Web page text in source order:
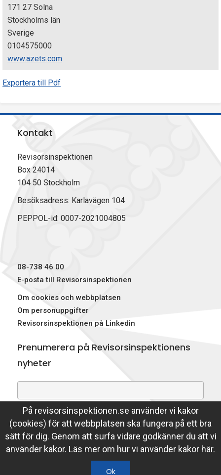
171 27 Solna
Stockholms län
Sverige
0104575000
www.azets.com
Exportera till Pdf
På revisorsinspektionen.se använder vi kakor
(cookies) för att webbplatsen ska fungera på ett bra
sätt för dig. Genom att surfa vidare godkänner du att vi
använder kakor. Läs mer om hur vi använder kakor här.
Kontakt
Revisorsinspektionen
Box 24014
104 50 Stockholm
Besöksadress: Karlavägen 104
PEPPOL-id: 0007-2021004805
08-738 46 00
E-posta till Revisorsinspektionen
Om cookies och webbplatsen
Om personuppgifter
Revisorsinspektionen på Linkedin
Prenumerera på Revisorsinspektionens
nyheter
Genom att prenumerera på nyheter godkänner du att
Revisorsinspektionen lagrar din e-postadress.
Läs mer